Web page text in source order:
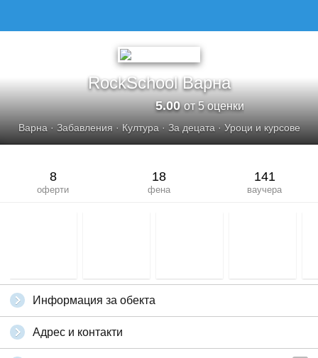
RockSchool Варна
5.00от 5 оценки
Варна· Забавления· Култура· За децата· Уроци и курсове
8
оферти
18
фена
141
ваучера
Информация за обекта
Адрес и контакти